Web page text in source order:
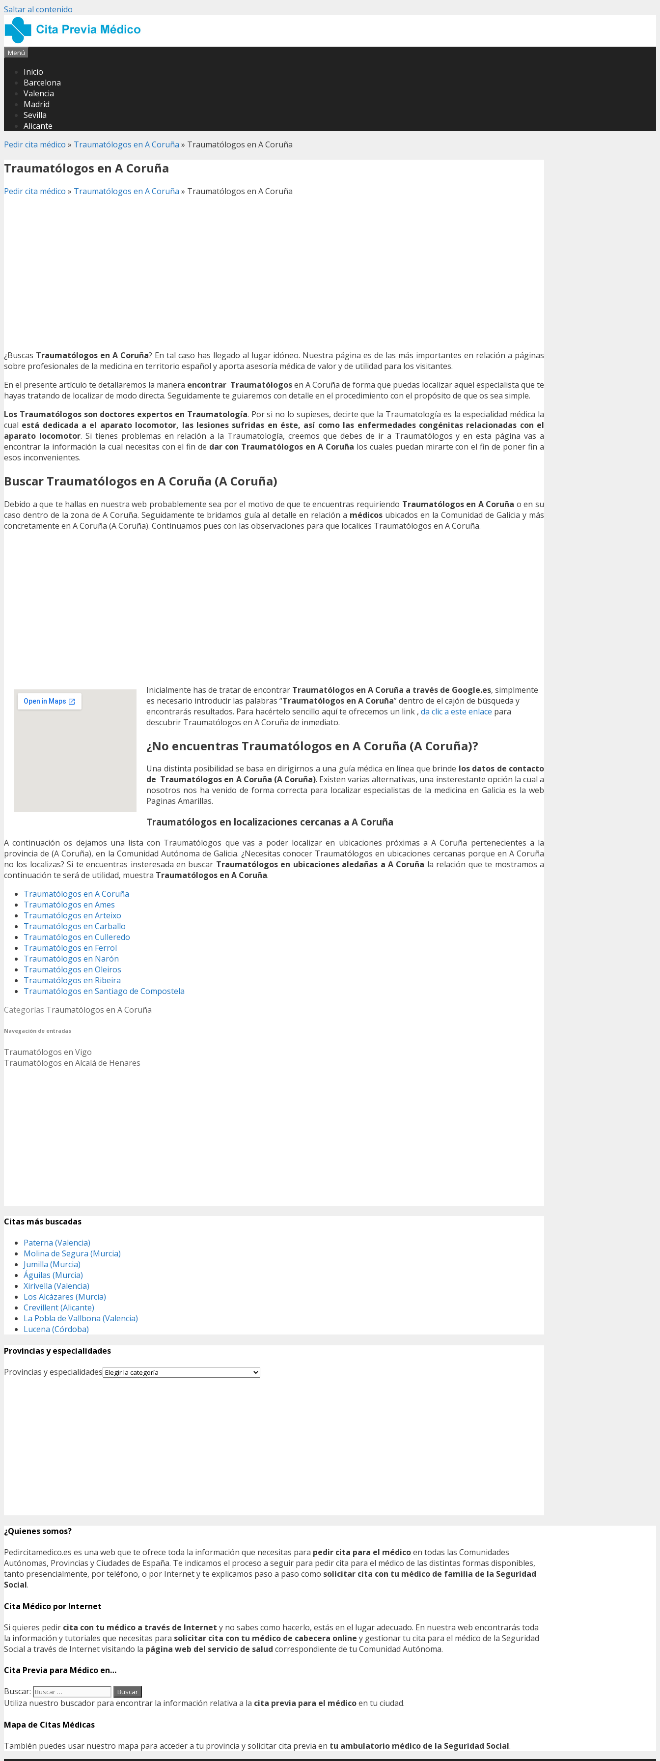
Saltar al contenido
Menú
Inicio
Barcelona
Valencia
Madrid
Sevilla
Alicante
Pedir cita médico » Traumatólogos en A Coruña » Traumatólogos en A Coruña
Traumatólogos en A Coruña
Pedir cita médico » Traumatólogos en A Coruña » Traumatólogos en A Coruña
¿Buscas Traumatólogos en A Coruña? En tal caso has llegado al lugar idóneo. Nuestra página es de las más importantes en relación a páginas
sobre profesionales de la medicina en territorio español y aporta asesoría médica de valor y de utilidad para los visitantes.
En el presente artículo te detallaremos la manera encontrar Traumatólogosen A Coruña de forma que puedas localizar aquel especialista que te
hayas tratando de localizar de modo directa. Seguidamente te guiaremos con detalle en el procedimiento con el propósito de que os sea simple.
Los Traumatólogos son doctores expertos en Traumatología. Por si no lo supieses, decirte que la Traumatología es la especialidad médica la
cual está dedicada a el aparato locomotor, las lesiones sufridas en éste, así como las enfermedades congénitas relacionadas con el
aparato locomotor. Si tienes problemas en relación a la Traumatología, creemos que debes de ir a Traumatólogos y en esta página vas a
encontrar la información la cual necesitas con el fin de dar con Traumatólogos en A Coruña los cuales puedan mirarte con el fin de poner fin a
esos inconvenientes.
Buscar Traumatólogos en A Coruña (A Coruña)
Debido a que te hallas en nuestra web probablemente sea por el motivo de que te encuentras requiriendo Traumatólogos en A Coruña o en su
caso dentro de la zona de A Coruña. Seguidamente te bridamos guía al detalle en relación a médicosubicados en la Comunidad de Galicia y más
concretamente en A Coruña (A Coruña). Continuamos pues con las observaciones para que localices Traumatólogos en A Coruña.
Inicialmente has de tratar de encontrar Traumatólogos en A Coruña a través de Google.es, simplmente
es necesario introducir las palabras “Traumatólogos en A Coruña” dentro de el cajón de búsqueda y
encontrarás resultados. Para hacértelo sencillo aquí te ofrecemos un link , da clic a este enlace para
descubrir Traumatólogos en A Coruña de inmediato.
¿No encuentras Traumatólogos en A Coruña (A Coruña)?
Una distinta posibilidad se basa en dirigirnos a una guía médica en línea que brinde los datos de contacto
de Traumatólogos en A Coruña (A Coruña). Existen varias alternativas, una insterestante opción la cual a
nosotros nos ha venido de forma correcta para localizar especialistas de la medicina en Galicia es la web
Paginas Amarillas.
Traumatólogos en localizaciones cercanas a A Coruña
A continuación os dejamos una lista con Traumatólogos que vas a poder localizar en ubicaciones próximas a A Coruña pertenecientes a la
provincia de (A Coruña), en la Comunidad Autónoma de Galicia. ¿Necesitas conocer Traumatólogos en ubicaciones cercanas porque en A Coruña
no los localizas? Si te encuentras insteresada en buscar Traumatólogos en ubicaciones aledañas a A Coruña la relación que te mostramos a
continuación te será de utilidad, muestra Traumatólogos en A Coruña.
Traumatólogos en A Coruña
Traumatólogos en Ames
Traumatólogos en Arteixo
Traumatólogos en Carballo
Traumatólogos en Culleredo
Traumatólogos en Ferrol
Traumatólogos en Narón
Traumatólogos en Oleiros
Traumatólogos en Ribeira
Traumatólogos en Santiago de Compostela
Categorías Traumatólogos en A Coruña
Navegación de entradas
Traumatólogos en Vigo
Traumatólogos en Alcalá de Henares
Citas más buscadas
Paterna (Valencia)
Molina de Segura (Murcia)
Jumilla (Murcia)
Águilas (Murcia)
Xirivella (Valencia)
Los Alcázares (Murcia)
Crevillent (Alicante)
La Pobla de Vallbona (Valencia)
Lucena (Córdoba)
Provincias y especialidades
Provincias y especialidades
¿Quienes somos?
Pedircitamedico.es es una web que te ofrece toda la información que necesitas para pedir cita para el médicoen todas las Comunidades
Autónomas, Provincias y Ciudades de España. Te indicamos el proceso a seguir para pedir cita para el médico de las distintas formas disponibles,
tanto presencialmente, por teléfono, o por Internet y te explicamos paso a paso como solicitar cita con tu médico de familia de la Seguridad
Social.
Cita Médico por Internet
Si quieres pedir cita con tu médico a través de Internet y no sabes como hacerlo, estás en el lugar adecuado. En nuestra web encontrarás toda
la información y tutoriales que necesitas para solicitar cita con tu médico de cabecera online y gestionar tu cita para el médico de la Seguridad
Social a través de Internet visitando la página web del servicio de salud correspondiente de tu Comunidad Autónoma.
Cita Previa para Médico en…
Buscar:
Utiliza nuestro buscador para encontrar la información relativa a la cita previa para el médicoen tu ciudad.
Mapa de Citas Médicas
También puedes usar nuestro mapa para acceder a tu provincia y solicitar cita previa en tu ambulatorio médico de la Seguridad Social.